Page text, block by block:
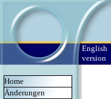
English
version
Home
Änderungen